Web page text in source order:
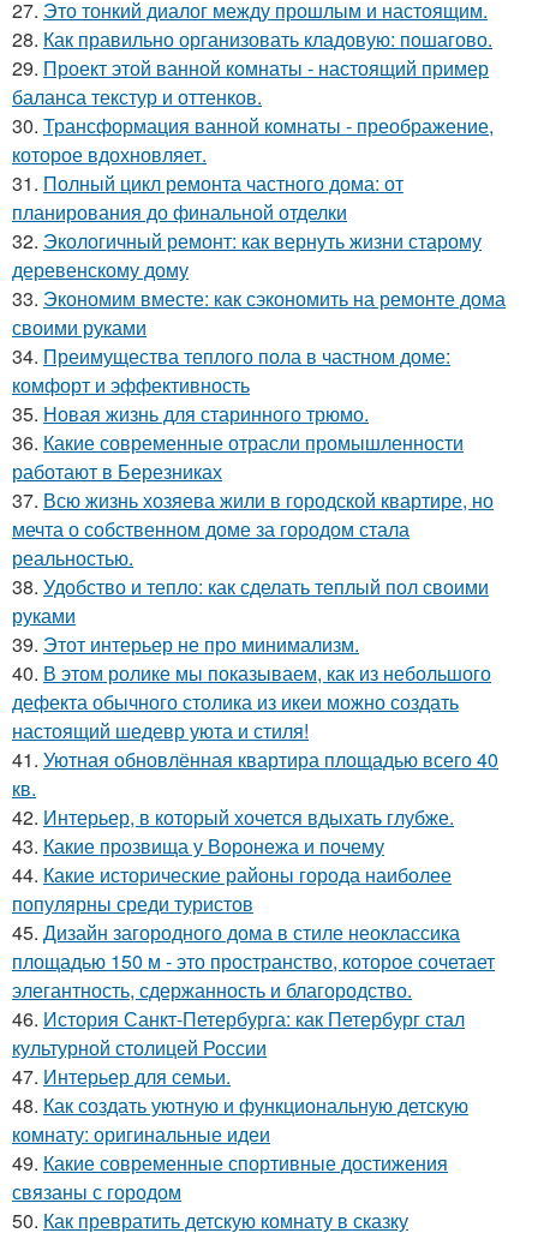
27. Это тонкий диалог между прошлым и настоящим.
28. Как правильно организовать кладовую: пошагово.
29. Проект этой ванной комнаты - настоящий пример
баланса текстур и оттенков.
30. Трансформация ванной комнаты - преображение,
которое вдохновляет.
31. Полный цикл ремонта частного дома: от
планирования до финальной отделки
32. Экологичный ремонт: как вернуть жизни старому
деревенскому дому
33. Экономим вместе: как сэкономить на ремонте дома
своими руками
34. Преимущества теплого пола в частном доме:
комфорт и эффективность
35. Новая жизнь для старинного трюмо.
36. Какие современные отрасли промышленности
работают в Березниках
37. Всю жизнь хозяева жили в городской квартире, но
мечта о собственном доме за городом стала
реальностью.
38. Удобство и тепло: как сделать теплый пол своими
руками
39. Этот интерьер не про минимализм.
40. В этом ролике мы показываем, как из небольшого
дефекта обычного столика из икеи можно создать
настоящий шедевр уюта и стиля!
41. Уютная обновлённая квартира площадью всего 40
кв.
42. Интерьер, в который хочется вдыхать глубже.
43. Какие прозвища у Воронежа и почему
44. Какие исторические районы города наиболее
популярны среди туристов
45. Дизайн загородного дома в стиле неоклассика
площадью 150 м - это пространство, которое сочетает
элегантность, сдержанность и благородство.
46. История Санкт-Петербурга: как Петербург стал
культурной столицей России
47. Интерьер для семьи.
48. Как создать уютную и функциональную детскую
комнату: оригинальные идеи
49. Какие современные спортивные достижения
связаны с городом
50. Как превратить детскую комнату в сказку